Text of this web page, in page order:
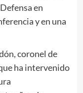
en
y en una
coronel de
ha intervenido